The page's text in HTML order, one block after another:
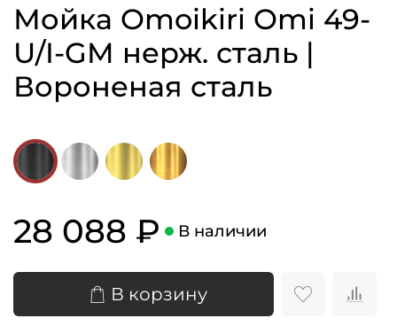
Мойка Omoikiri Omi 49-
U/I-GM нерж. сталь |
Вороненая сталь
28 088 ₽ В наличии
В корзину